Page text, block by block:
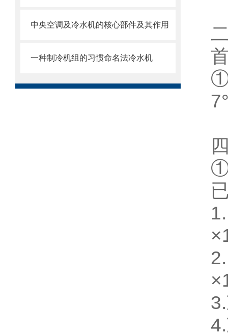
中央空调及冷水机的核心部件及其作用
一种制冷机组的习惯命名法冷水机
①
①